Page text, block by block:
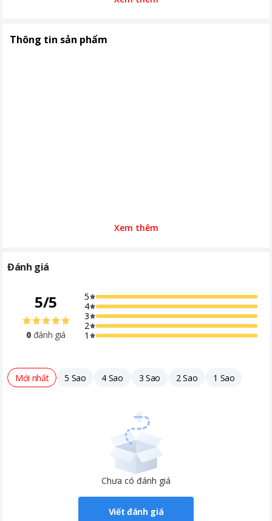
Nơi sản xuất
Thông tin sản phẩm
Xem thêm
Đánh giá
5/5
0 đánh giá
5
4
3
2
1
Mới nhất 5 Sao 4 Sao 3 Sao 2 Sao 1 Sao
Chưa có đánh giá
Viết đánh giá